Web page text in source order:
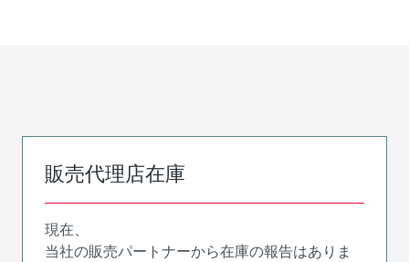
販売代理店在庫
現在、
当社の販売パートナーから在庫の報告はありま